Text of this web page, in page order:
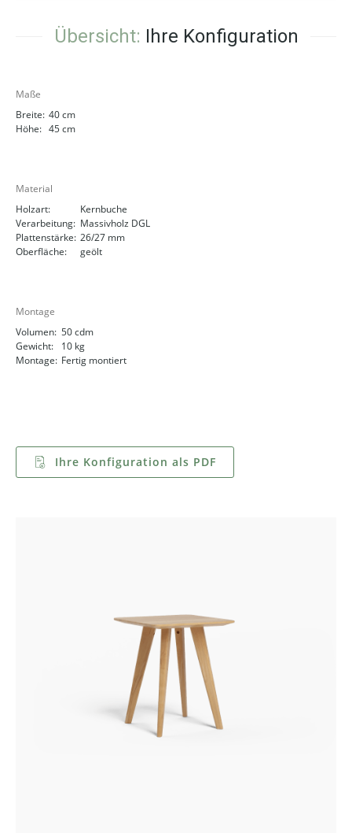
Übersicht: Ihre Konfiguration
Maße
Breite: 40 cm
Höhe: 45 cm
Material
Holzart:
Kernbuche
Verarbeitung: Massivholz DGL
Plattenstärke: 26/27 mm
Oberfläche:
geölt
Montage
Volumen: 50 cdm
Gewicht:
10 kg
Montage: Fertig montiert
Ihre Konfiguration als PDF